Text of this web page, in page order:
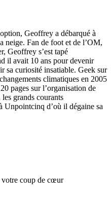
Geoffrey a débarqué à
Fan de foot et de l’OM,
Geoffrey s’est tapé
il avait 10 ans pour devenir
sa curiosité insatiable. Geek sur
climatiques en 2005
pages sur l’organisation de
grands courants
Unpointcinq d’où il dégaine sa
votre coup de cœur